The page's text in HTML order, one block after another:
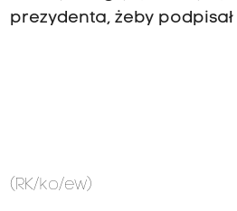
prezydenta, żeby podpisał
(RK/ko/ew)